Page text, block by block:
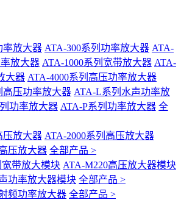
率放大器 ATA-300系列功率放大器 ATA-
放大器 ATA-1000系列宽带放大器 ATA-
大器 ATA-4000系列高压功率放大器
高压功率放大器 ATA-L系列水声功率放
功率放大器 ATA-P系列功率放大器 全
压放大器 ATA-2000系列高压放大器
压放大器 全部产品 >
带放大模块 ATA-M220高压放大器模块
功率放大器模块 全部产品 >
频功率放大器 全部产品 >